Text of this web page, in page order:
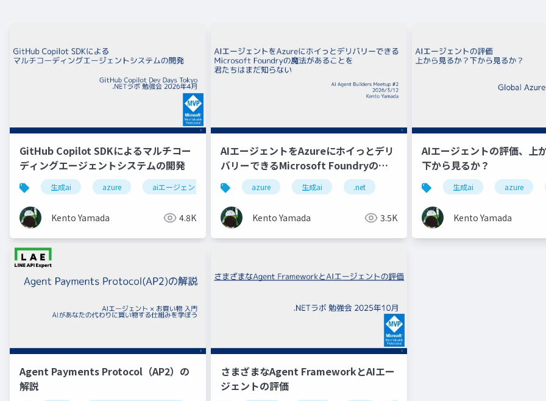
GitHub Copilot SDKによるマルチコー
ディングエージェントシステムの開発
生成ai azure aiエージェント github github copilot github copilot cli github copilot sdk
Kento Yamada 4.8K
AIエージェントをAzureにホイっとデリ
バリーできるMicrosoft Foundryの魔
法があることを君たちはまだ知らない
azure 生成ai .net
Kento Yamada 3.5K
AIエージェントの評価、上
下から見るか？
生成ai azure
Kento Yamada
Agent Payments Protocol（AP2）の
解説
さまざまなAgent FrameworkとAIエー
ジェントの評価